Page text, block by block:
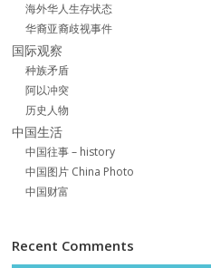
海外华人生存状态
华裔亚裔歧视事件
国际观察
种族矛盾
阿以冲突
历史人物
中国生活
中国往事 – history
中国图片 China Photo
中国财富
Recent Comments